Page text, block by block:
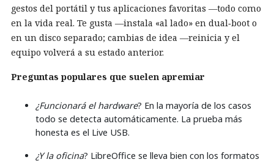
gestos del portátil y tus aplicaciones favoritas —todo como
en la vida real. Te gusta —instala «al lado» en dual‑boot o
en un disco separado; cambias de idea —reinicia y el
equipo volverá a su estado anterior.
Preguntas populares que suelen apremiar
¿Funcionará el hardware? En la mayoría de los casos
todo se detecta automáticamente. La prueba más
honesta es el Live USB.
¿Y la oficina? LibreOffice se lleva bien con los formatos